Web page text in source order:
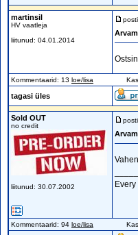
martinsil
HV vaatleja
liitunud: 04.01.2014
Kommentaarid: 13 loe/lisa
tagasi üles
Sold OUT
no credit
liitunud: 30.07.2002
Kommentaarid: 94 loe/lisa